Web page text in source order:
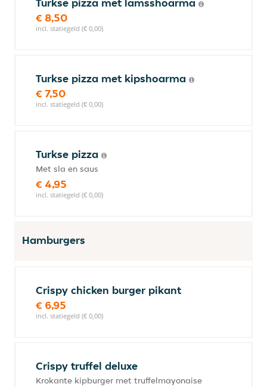
€ 8,50
incl. statiegeld (€ 0,00)
Turkse pizza met kipshoarma
€ 7,50
incl. statiegeld (€ 0,00)
Turkse pizza
Met sla en saus
€ 4,95
incl. statiegeld (€ 0,00)
Hamburgers
Crispy chicken burger pikant
€ 6,95
incl. statiegeld (€ 0,00)
Crispy truffel deluxe
Krokante kipburger met truffelmayonaise